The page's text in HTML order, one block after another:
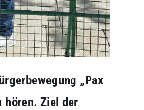
„Pax
hören. Ziel der